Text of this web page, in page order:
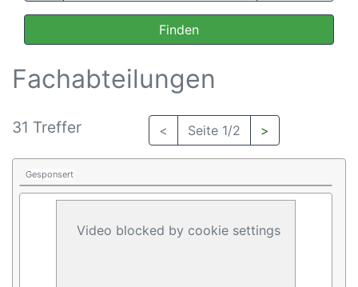
Finden
Fachabteilungen
31 Treffer < Seite 1/2 >
Gesponsert
Video blocked by cookie settings